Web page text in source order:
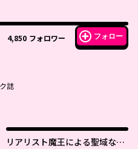
4,850 フォロワー フォロー
誌
リアリスト魔王による聖域なき